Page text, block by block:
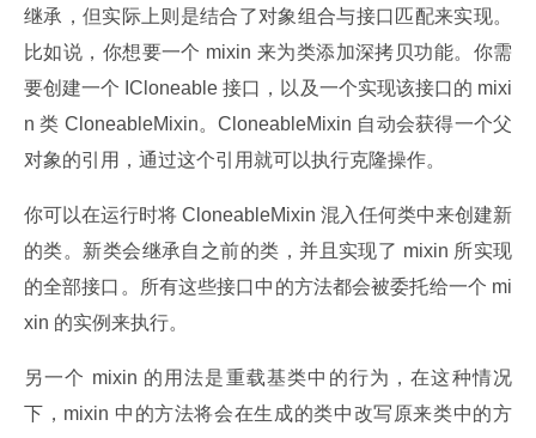
继承，但实际上则是结合了对象组合与接口匹配来实现。
比如说，你想要一个 mixin 来为类添加深拷贝功能。你需
要创建一个 ICloneable 接口，以及一个实现该接口的 mixi
n 类 CloneableMixin。CloneableMixin 自动会获得一个父
对象的引用，通过这个引用就可以执行克隆操作。
你可以在运行时将 CloneableMixin 混入任何类中来创建新
的类。新类会继承自之前的类，并且实现了 mixin 所实现
的全部接口。所有这些接口中的方法都会被委托给一个 mi
xin 的实例来执行。
另一个 mixin 的用法是重载基类中的行为，在这种情况
下，mixin 中的方法将会在生成的类中改写原来类中的方